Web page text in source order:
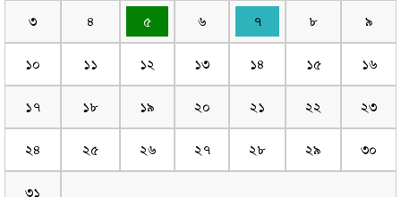
৩ ৪ ৫ ৬ ৭ ৮ ৯
১০ ১১ ১২ ১৩ ১৪ ১৫ ১৬
১৭ ১৮ ১৯ ২০ ২১ ২২ ২৩
২৪ ২৫ ২৬ ২৭ ২৮ ২৯ ৩০
৩১